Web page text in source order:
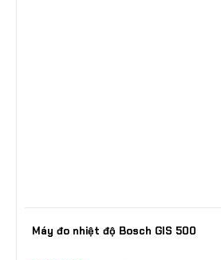
Máy đo nhiệt độ Bosch GIS 500